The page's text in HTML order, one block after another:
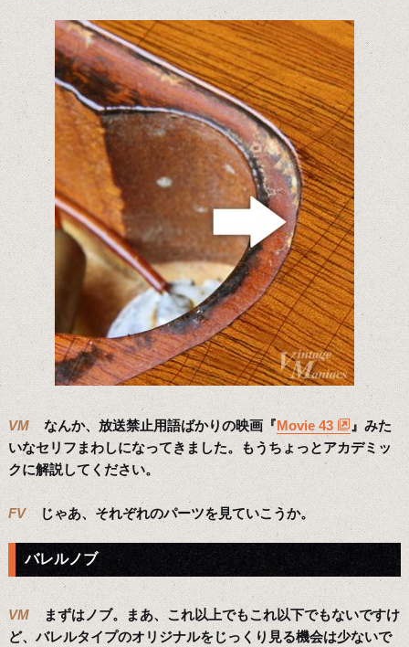
VM なんか、放送禁止用語ばかりの映画『Movie 43
』みた
いなセリフまわしになってきました。もうちょっとアカデミッ
クに解説してください。
FV じゃあ、それぞれのパーツを見ていこうか。
バレルノブ
VM
まずはノブ。まあ、これ以上でもこれ以下でもないですけ
ど、バレルタイプのオリジナルをじっくり見る機会は少ないで